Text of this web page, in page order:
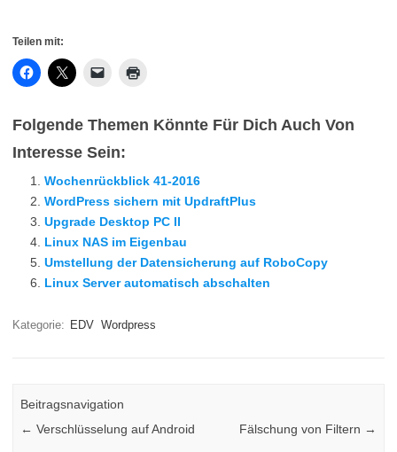
Teilen mit:
Folgende Themen Könnte Für Dich Auch Von
Interesse Sein:
Wochenrückblick 41-2016
WordPress sichern mit UpdraftPlus
Upgrade Desktop PC II
Linux NAS im Eigenbau
Umstellung der Datensicherung auf RoboCopy
Linux Server automatisch abschalten
Kategorie: EDV Wordpress
Beitragsnavigation
← Verschlüsselung auf Android Fälschung von Filtern →